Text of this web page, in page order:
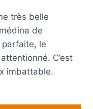
très belle
de
parfaite, le
C’est
imbattable.